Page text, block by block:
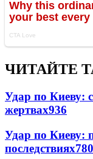
ЧИТАЙТЕ
Удар по Киеву:
жертвах936
Удар по Киеву:
последствиях780